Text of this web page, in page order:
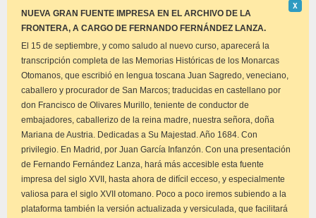
NUEVA GRAN FUENTE IMPRESA EN EL ARCHIVO DE LA
FRONTERA, A CARGO DE FERNANDO FERNÁNDEZ LANZA.
este
Χ
El 15 de septiembre, y como saludo al nuevo curso, aparecerá la
transcripción completa de las Memorias Históricas de los Monarcas
Otomanos, que escribió en lengua toscana Juan Sagredo, veneciano,
caballero y procurador de San Marcos; traducidas en castellano por
don Francisco de Olivares Murillo, teniente de conductor de
embajadores, caballerizo de la reina madre, nuestra señora, doña
Mariana de Austria. Dedicadas a Su Majestad. Año 1684. Con
privilegio. En Madrid, por Juan García Infanzón. Con una presentación
de Fernando Fernández Lanza, hará más accesible esta fuente
impresa del siglo XVII, hasta ahora de difícil ecceso, y especialmente
valiosa para el siglo XVII otomano. Poco a poco iremos subiendo a la
plataforma también la versión actualizada y versiculada, que facilitará